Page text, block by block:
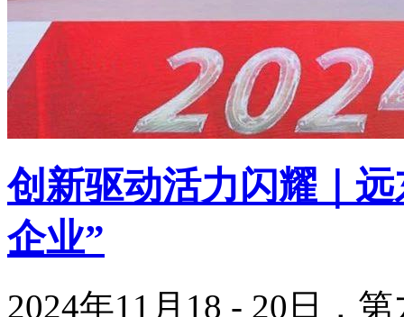
创新驱动活力闪耀｜
企业”
2024年11月18 - 20日，